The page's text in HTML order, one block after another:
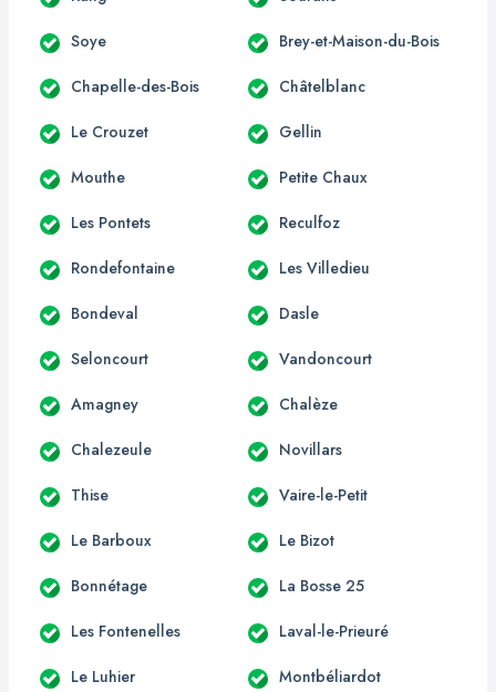
Soye Brey-et-Maison-du-Bois
Chapelle-des-Bois Châtelblanc
Le Crouzet Gellin
Mouthe Petite Chaux
Les Pontets Reculfoz
Rondefontaine Les Villedieu
Bondeval Dasle
Seloncourt Vandoncourt
Amagney Chalèze
Chalezeule Novillars
Thise Vaire-le-Petit
Le Barboux Le Bizot
Bonnétage La Bosse 25
Les Fontenelles Laval-le-Prieuré
Le Luhier Montbéliardot